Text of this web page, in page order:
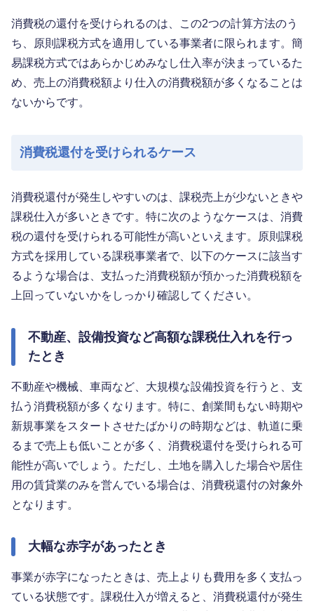
消費税の還付を受けられるのは、この2つの計算方法のう
ち、原則課税方式を適用している事業者に限られます。簡
易課税方式ではあらかじめみなし仕入率が決まっているた
め、売上の消費税額より仕入の消費税額が多くなることは
ないからです。
消費税還付を受けられるケース
消費税還付が発生しやすいのは、課税売上が少ないときや
課税仕入が多いときです。特に次のようなケースは、消費
税の還付を受けられる可能性が高いといえます。原則課税
方式を採用している課税事業者で、以下のケースに該当す
るような場合は、支払った消費税額が預かった消費税額を
上回っていないかをしっかり確認してください。
不動産、設備投資など高額な課税仕入れを行っ
たとき
不動産や機械、車両など、大規模な設備投資を行うと、支
払う消費税額が多くなります。特に、創業間もない時期や
新規事業をスタートさせたばかりの時期などは、軌道に乗
るまで売上も低いことが多く、消費税還付を受けられる可
能性が高いでしょう。ただし、土地を購入した場合や居住
用の賃貸業のみを営んでいる場合は、消費税還付の対象外
となります。
大幅な赤字があったとき
事業が赤字になったときは、売上よりも費用を多く支払っ
ている状態です。課税仕入が増えると、消費税還付が発生